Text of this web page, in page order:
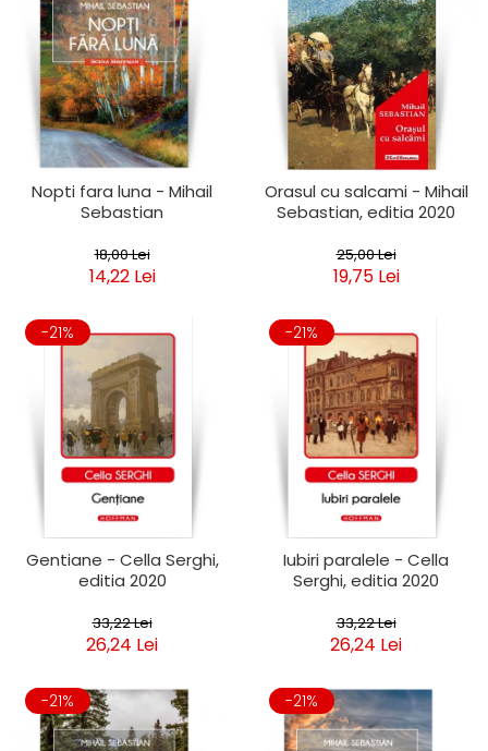
Nopti fara luna - Mihail
Sebastian
18,00 Lei
14,22 Lei
Orasul cu salcami - Mihail
Sebastian, editia 2020
25,00 Lei
19,75 Lei
-21%
Gentiane - Cella Serghi,
editia 2020
33,22 Lei
26,24 Lei
-21%
Iubiri paralele - Cella
Serghi, editia 2020
33,22 Lei
26,24 Lei
-21% -21%